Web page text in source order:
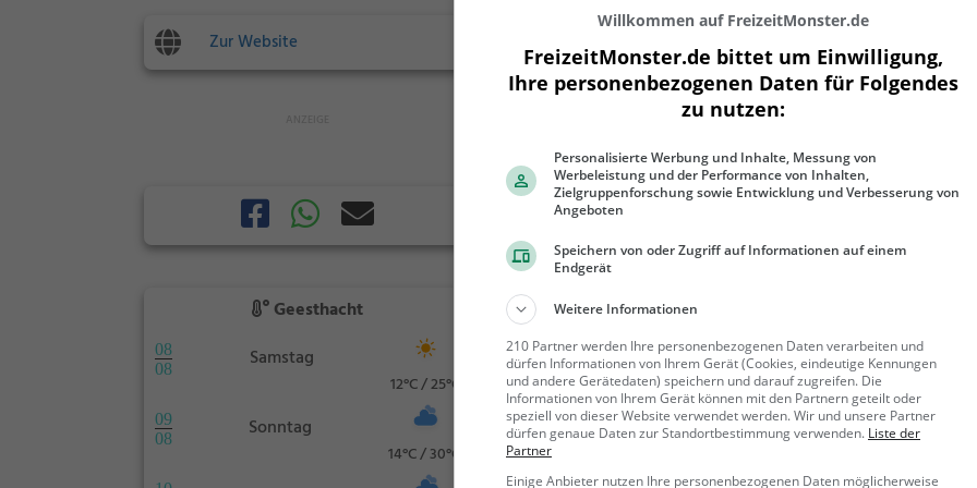
Zur Website
Geesthacht
08
08
Samstag
12°C / 25°C
09
08
Sonntag
14°C / 30°C
500 ft
Gaststätten in der Nähe von
Feuervogel
Restaurant in Geesthacht
Geesthac
ht
Restaura
nt, Abendess
en, Mittagess
Willkommen auf FreizeitMonster.de
FreizeitMonster.de bittet um Einwilligung,
Ihre personenbezogenen Daten für Folgendes
zu nutzen:
Personalisierte Werbung und Inhalte, Messung von
Werbeleistung und der Performance von Inhalten,
Zielgruppenforschung sowie Entwicklung und Verbesserung von
Angeboten
Speichern von oder Zugriff auf Informationen auf einem
Endgerät
Weitere Informationen
210 Partner werden Ihre personenbezogenen Daten verarbeiten und
dürfen Informationen von Ihrem Gerät (Cookies, eindeutige Kennungen
und andere Gerätedaten) speichern und darauf zugreifen. Die
Informationen von Ihrem Gerät können mit den Partnern geteilt oder
speziell von dieser Website verwendet werden. Wir und unsere Partner
dürfen genaue Daten zur Standortbestimmung verwenden. Liste der
Partner
Einige Anbieter nutzen Ihre personenbezogenen Daten möglicherweise